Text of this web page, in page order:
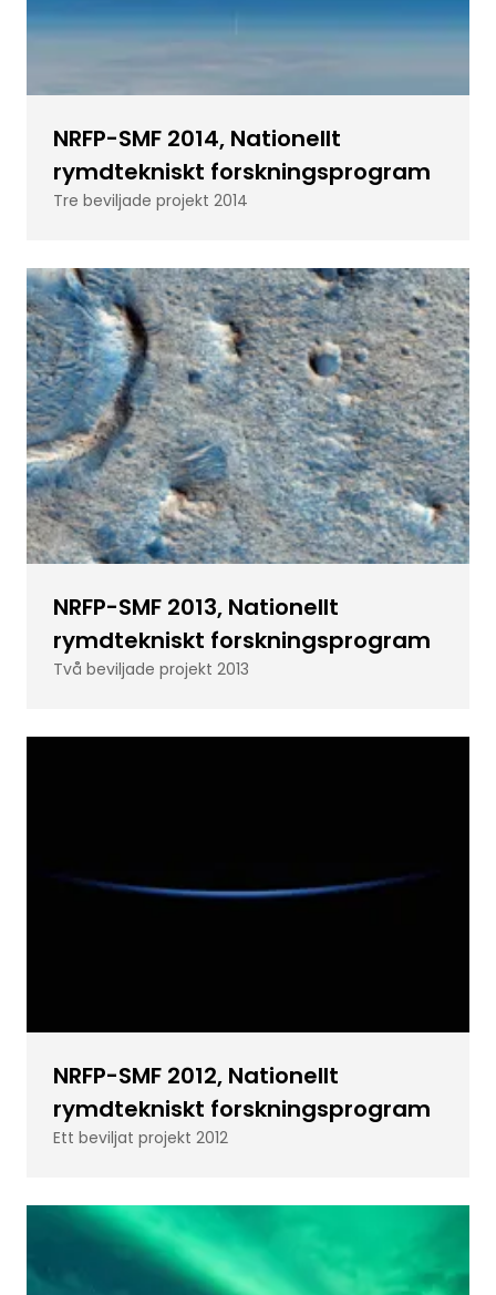
NRFP-SMF 2014, Nationellt
rymdtekniskt forskningsprogram
Tre beviljade projekt 2014
NRFP-SMF 2013, Nationellt
rymdtekniskt forskningsprogram
Två beviljade projekt 2013
NRFP-SMF 2012, Nationellt
rymdtekniskt forskningsprogram
Ett beviljat projekt 2012